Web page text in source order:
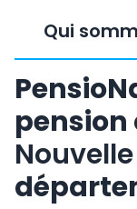
Qui
pension